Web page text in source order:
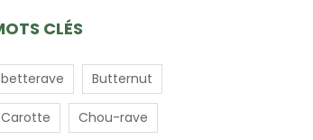
CLÉS
betterave Butternut
Carotte Chou-rave